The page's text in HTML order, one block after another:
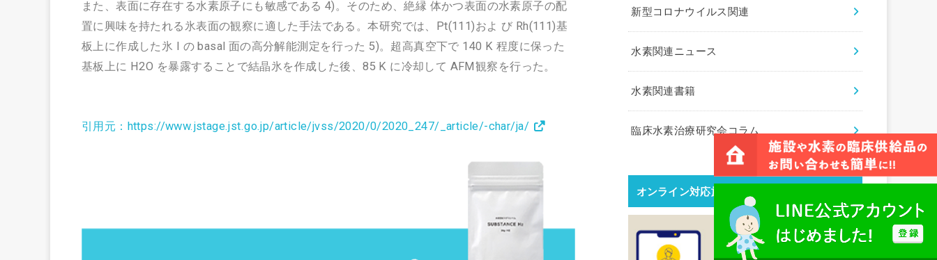
また、表面に存在する水素原子にも敏感である 4)。そのため、絶縁 体かつ表面の水素原子の配
置に興味を持たれる氷表面の観察に適した手法である。本研究では、Pt(111)およ び Rh(111)基
板上に作成した氷 I の basal 面の高分解能測定を行った 5)。超高真空下で 140 K 程度に保った
基板上に H2O を暴露することで結晶氷を作成した後、85 K に冷却して AFM観察を行った。
引用元：https://www.jstage.jst.go.jp/article/jvss/2020/0/2020_247/_article/-char/ja/
新型コロナウイルス関連
水素関連ニュース
水素関連書籍
臨床水素治療研究会コラム
オンライン対応施設はこちら